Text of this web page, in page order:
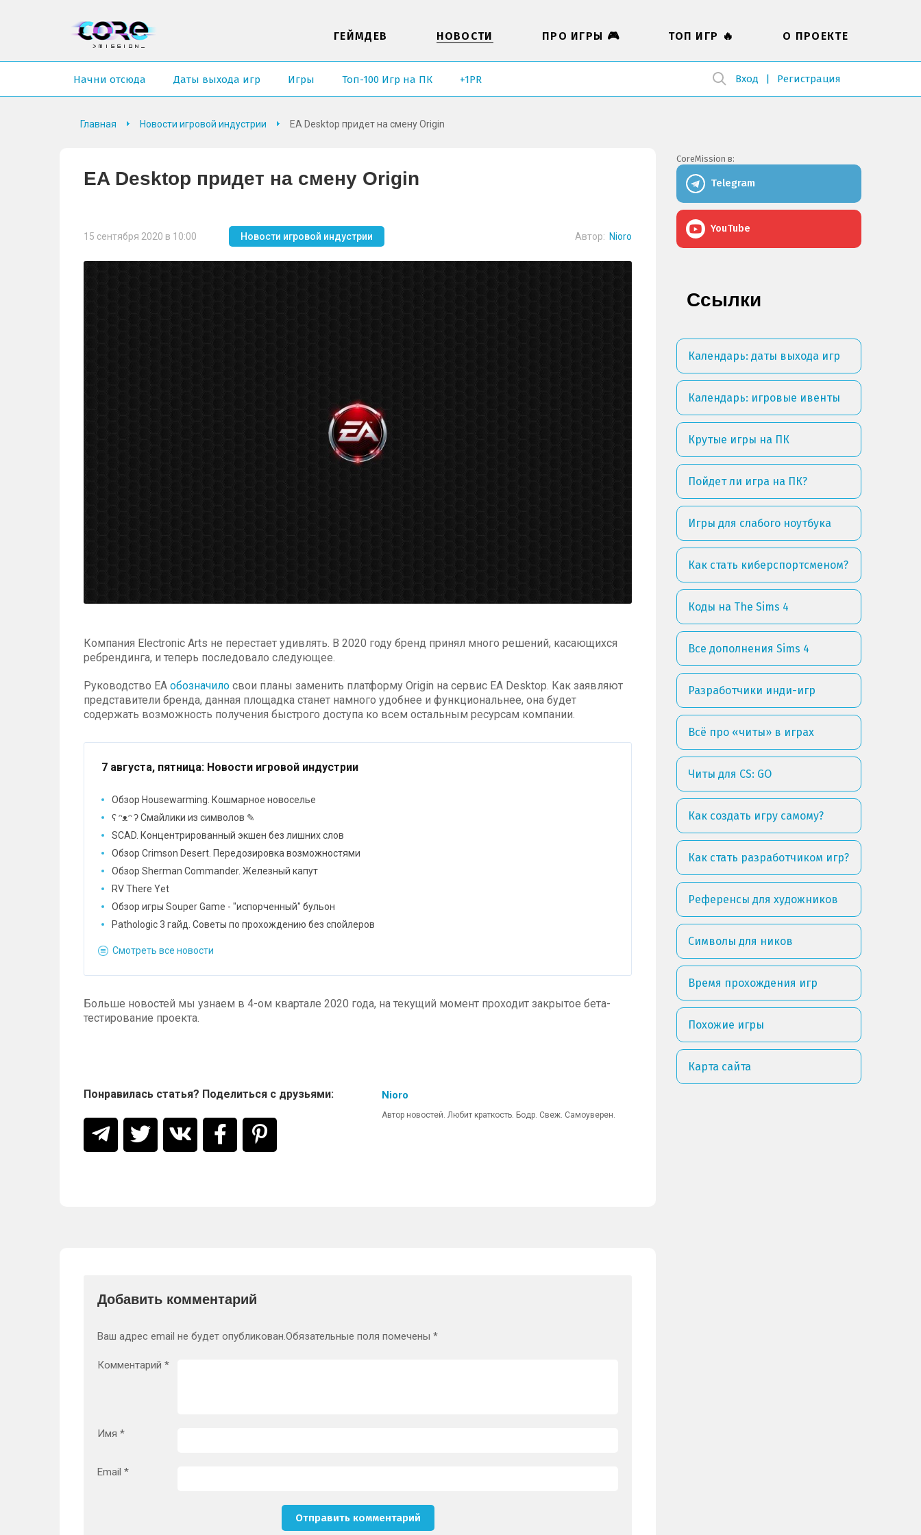
Вход Регистрация
ГЕЙМДЕВ НОВОСТИ ПРО ИГРЫ 🎮 ТОП ИГР 🔥 О ПРОЕКТЕ
Начни отсюда Даты выхода игр Игры Топ-100 Игр на ПК +1PR
Главная Новости игровой индустрии EA Desktop придет на смену Origin
EA Desktop придет на смену Origin
15 сентября 2020 в 10:00 Новости игровой индустрии Автор: Nioro
Компания Electronic Arts не перестает удивлять. В 2020 году бренд принял много решений, касающихся
ребрендинга, и теперь последовало следующее.
Руководство EA обозначило свои планы заменить платформу Origin на сервис EA Desktop. Как заявляют
представители бренда, данная площадка станет намного удобнее и функциональнее, она будет
содержать возможность получения быстрого доступа ко всем остальным ресурсам компании.
7 августа, пятница: Новости игровой индустрии
Обзор Housewarming. Кошмарное новоселье
ʕ ᵔᴥᵔ ʔ Смайлики из символов ✎
SCAD. Концентрированный экшен без лишних слов
Обзор Crimson Desert. Передозировка возможностями
Обзор Sherman Commander. Железный капут
RV There Yet
Обзор игры Souper Game - "испорченный" бульон
Pathologic 3 гайд. Советы по прохождению без спойлеров
Смотреть все новости
Больше новостей мы узнаем в 4-ом квартале 2020 года, на текущий момент проходит закрытое бета-
тестирование проекта.
Понравилась статья? Поделиться с друзьями: Nioro
Автор новостей. Любит краткость. Бодр. Свеж. Самоуверен.
Добавить комментарий
Ваш адрес email не будет опубликован.Обязательные поля помечены *
Комментарий *
Имя *
Email *
CoreMission в:
Telegram
YouTube
Ссылки
Календарь: даты выхода игр
Календарь: игровые ивенты
Крутые игры на ПК
Пойдет ли игра на ПК?
Игры для слабого ноутбука
Как стать киберспортсменом?
Коды на The Sims 4
Все дополнения Sims 4
Разработчики инди-игр
Всё про «читы» в играх
Читы для CS: GO
Как создать игру самому?
Как стать разработчиком игр?
Референсы для художников
Символы для ников
Время прохождения игр
Похожие игры
Карта сайта